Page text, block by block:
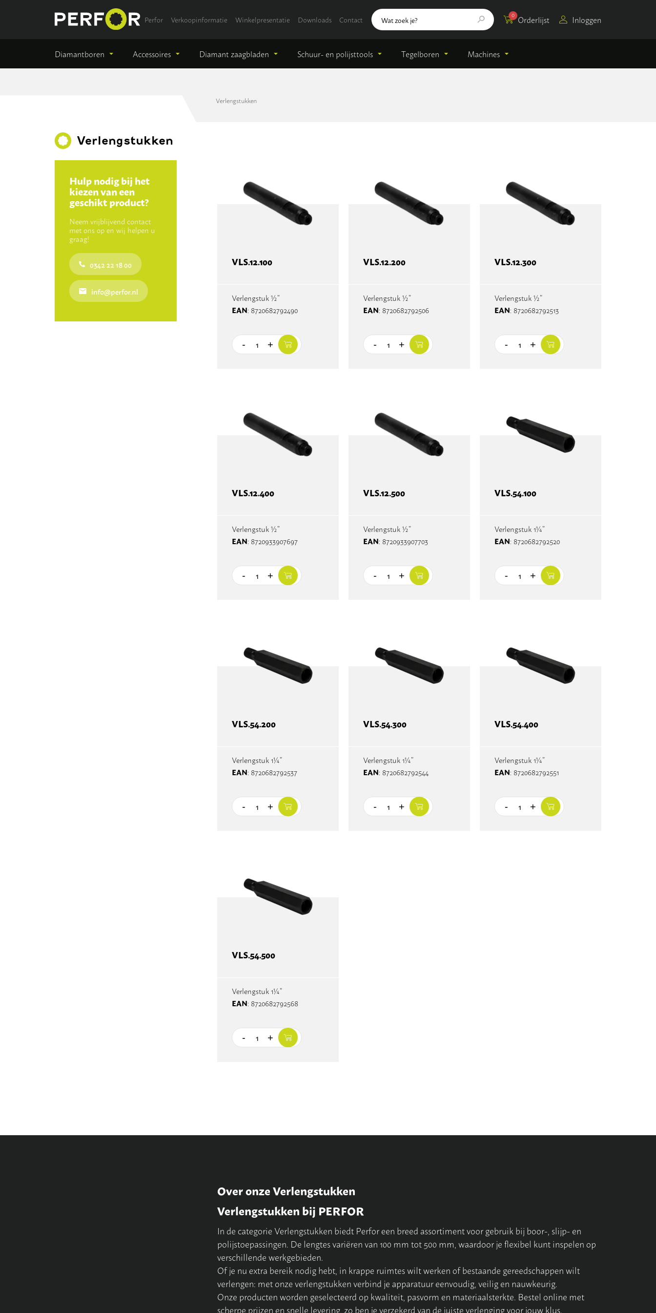
Perfor Verkoopinformatie Winkelpresentatie Downloads Contact Orderlijst
0 Inloggen
Diamantboren Accessoires Diamant zaagbladen Schuur- en polijsttools Tegelboren Machines
Verlengstukken
Verlengstukken
Hulp nodig bij het
kiezen van een
geschikt product?
Neem vrijblijvend contact
met ons op en wij helpen u
graag!
0342 22 18 00
info@perfor.nl
VLS.12.100
Verlengstuk ½”
EAN: 8720682792490
Quantity
- +
VLS.12.200
Verlengstuk ½”
EAN: 8720682792506
Quantity
- +
VLS.12.300
Verlengstuk ½”
EAN: 8720682792513
Quantity
- +
VLS.12.400
Verlengstuk ½”
EAN: 8720933907697
Quantity
- +
VLS.12.500
Verlengstuk ½”
EAN: 8720933907703
Quantity
- +
VLS.54.100
Verlengstuk 1¼”
EAN: 8720682792520
Quantity
- +
VLS.54.200
Verlengstuk 1¼”
EAN: 8720682792537
Quantity
- +
VLS.54.300
Verlengstuk 1¼”
EAN: 8720682792544
Quantity
- +
VLS.54.400
Verlengstuk 1¼”
EAN: 8720682792551
Quantity
- +
VLS.54.500
Verlengstuk 1¼”
EAN: 8720682792568
Quantity
- +
Over onze Verlengstukken
Verlengstukken bij PERFOR
In de categorie Verlengstukken biedt Perfor een breed assortiment voor gebruik bij boor-, slijp- en
polijstoepassingen. De lengtes variëren van 100 mm tot 500 mm, waardoor je flexibel kunt inspelen op
verschillende werkgebieden.
Of je nu extra bereik nodig hebt, in krappe ruimtes wilt werken of bestaande gereedschappen wilt
verlengen: met onze verlengstukken verbind je apparatuur eenvoudig, veilig en nauwkeurig.
Onze producten worden geselecteerd op kwaliteit, pasvorm en materiaalsterkte. Bestel online met
scherpe prijzen en snelle levering, zo ben je verzekerd van de juiste verlenging voor jouw klus.